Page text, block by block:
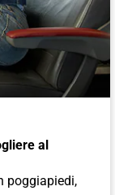
al
poggiapiedi,